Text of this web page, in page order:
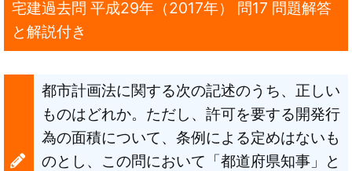
宅建過去問 平成29年（2017年） 問17 問題解答
と解説付き
都市計画法に関する次の記述のうち、正しい
ものはどれか。ただし、許可を要する開発行
為の面積について、条例による定めはないも
のとし、この問において「都道府県知事」と